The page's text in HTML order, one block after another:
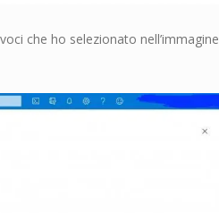
che ho selezionato nell’immagine